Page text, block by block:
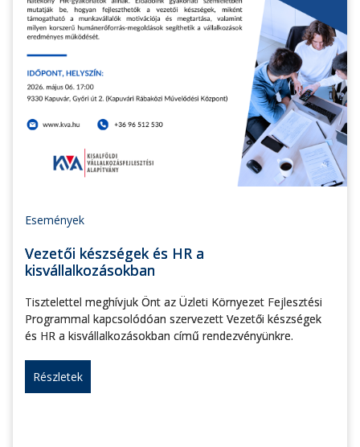
Események
Vezetői készségek és HR a
kisvállalkozásokban
Tisztelettel meghívjuk Önt az Üzleti Környezet Fejlesztési
Programmal kapcsolódóan szervezett Vezetői készségek
és HR a kisvállalkozásokban című rendezvényünkre.
Részletek